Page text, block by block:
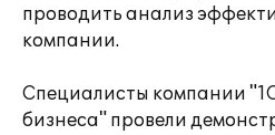
проводить анализ
компании.
Специалисты компании
бизнеса" провели